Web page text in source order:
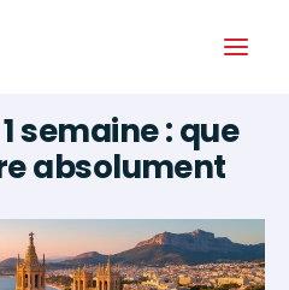
semaine : que
absolument